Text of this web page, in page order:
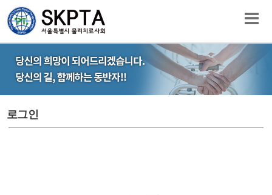
로그인